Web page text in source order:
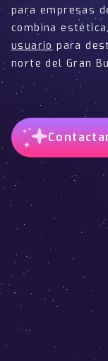
para empresas
combina
usuario para
norte del Gran